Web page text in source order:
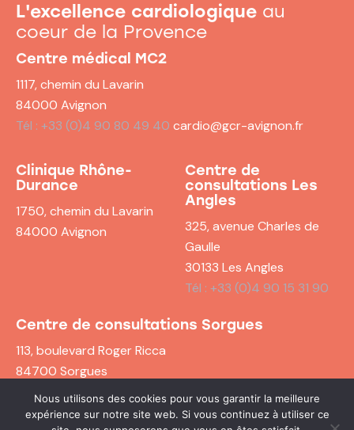
L'excellence cardiologique au
coeur de la Provence
Centre médical MC2
1117, chemin du Lavarin
84000 Avignon
Tél : +33 (0)4 90 80 49 40 cardio@gcr-avignon.fr
Clinique Rhône-
Durance
1750, chemin du Lavarin
84000 Avignon
Centre de
consultations Les
Angles
325, avenue Charles de
Gaulle
30133 Les Angles
Tél : +33 (0)4 90 15 31 90
Centre de consultations Sorgues
113, boulevard Roger Ricca
84700 Sorgues
Tél : +33 (0)4 90 83 41 00
Nous utilisons des cookies pour vous garantir la meilleure
expérience sur notre site web. Si vous continuez à utiliser ce